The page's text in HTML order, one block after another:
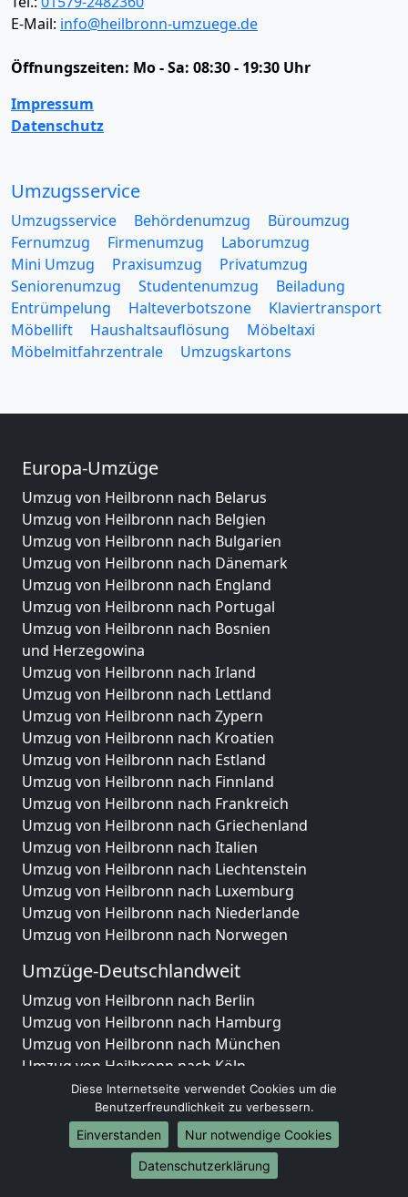
E-Mail: info@heilbronn-umzuege.de
Öffnungszeiten: Mo - Sa: 08:30 - 19:30 Uhr
Impressum
Datenschutz
Umzugsservice
Umzugsservice Behördenumzug
Büroumzug
Fernumzug
Firmenumzug
Laborumzug
Mini Umzug
Praxisumzug
Privatumzug
Seniorenumzug
Studentenumzug
Beiladung
Entrümpelung
Halteverbotszone
Klaviertransport
Möbellift
Haushaltsauflösung
Möbeltaxi
Möbelmitfahrzentrale
Umzugskartons
Europa-Umzüge
Umzug von Heilbronn nach Belarus
Umzug von Heilbronn nach Belgien
Umzug von Heilbronn nach Bulgarien
Umzug von Heilbronn nach Dänemark
Umzug von Heilbronn nach England
Umzug von Heilbronn nach Portugal
Umzug von Heilbronn nach Bosnien
und Herzegowina
Umzug von Heilbronn nach Irland
Umzug von Heilbronn nach Lettland
Umzug von Heilbronn nach Zypern
Umzug von Heilbronn nach Kroatien
Umzug von Heilbronn nach Estland
Umzug von Heilbronn nach Finnland
Umzug von Heilbronn nach Frankreich
Umzug von Heilbronn nach Griechenland
Umzug von Heilbronn nach Italien
Umzug von Heilbronn nach Liechtenstein
Umzug von Heilbronn nach Luxemburg
Umzug von Heilbronn nach Niederlande
Umzug von Heilbronn nach Norwegen
Umzüge-Deutschlandweit
Umzug von Heilbronn nach Berlin
Umzug von Heilbronn nach Hamburg
Umzug von Heilbronn nach München
Umzug von Heilbronn nach Köln
Umzug von Heilbronn nach Frankfurt am Main
Umzug von Heilbronn nach Stuttgart
Umzug von Heilbronn nach Düsseldorf
Umzug von Heilbronn nach Leipzig
Umzug von Heilbronn nach Dortmund
Diese Internetseite verwendet Cookies um die
Benutzerfreundlichkeit zu verbessern.
Einverstanden
Nur notwendige Cookies
Datenschutzerklärung